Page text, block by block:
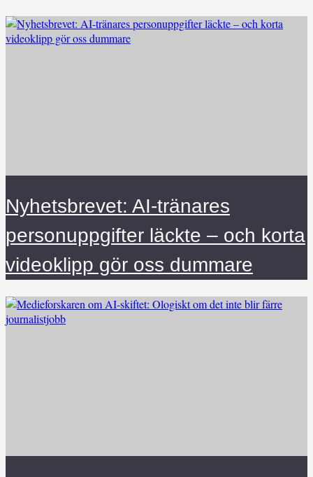
Nyhetsbrevet: AI-tränares
personuppgifter läckte – och korta
videoklipp gör oss dummare